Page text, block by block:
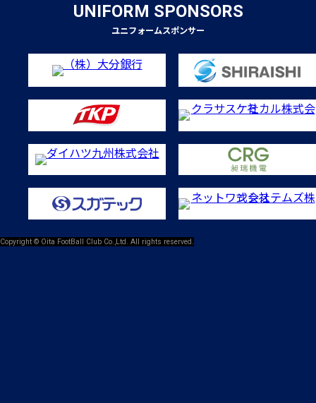
ユニフォームスポンサー
UNIFORM SPONSORS
Copyright © Oita FootBall Club Co.,Ltd. All rights reserved.